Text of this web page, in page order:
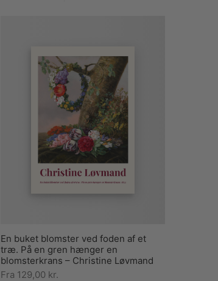
En buket blomster ved foden af et
træ. På en gren hænger en
blomsterkrans – Christine Løvmand
Fra 129,00 kr.